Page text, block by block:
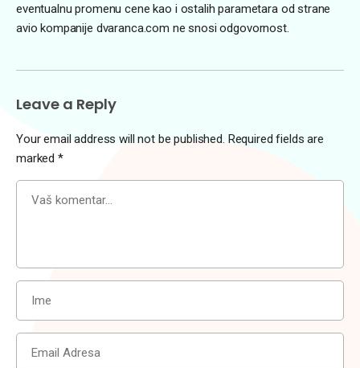
eventualnu promenu cene kao i ostalih parametara od strane
avio kompanije dvaranca.com ne snosi odgovornost.
Leave a Reply
Your email address will not be published. Required fields are
marked *